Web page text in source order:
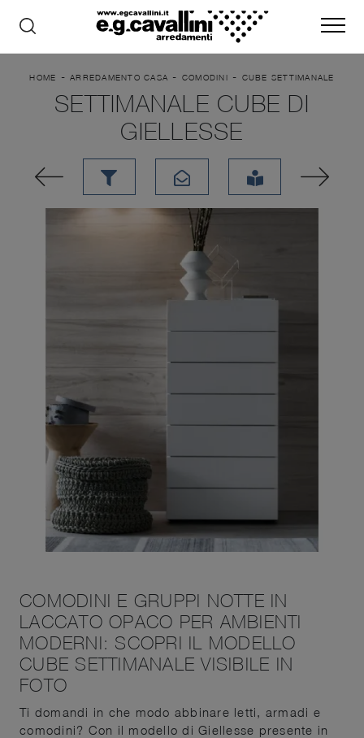
HOME -ARREDAMENTO CASA - COMODINI - CUBE SETTIMANALE
SETTIMANALE CUBE DI
GIELLESSE
COMODINI E GRUPPI NOTTE IN
LACCATO OPACO PER AMBIENTI
MODERNI: SCOPRI IL MODELLO
CUBE SETTIMANALE VISIBILE IN
FOTO
Ti domandi in che modo abbinare letti, armadi e
comodini? Con il modello di Giellesse presente in